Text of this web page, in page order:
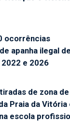
ocorrências
apanha ilegal
e 2026
de zona de
Praia da Vitória
escola